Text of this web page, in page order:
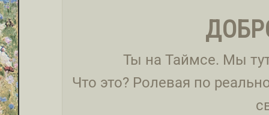
Ты на Таймсе. Мы
Что это? Ролевая по